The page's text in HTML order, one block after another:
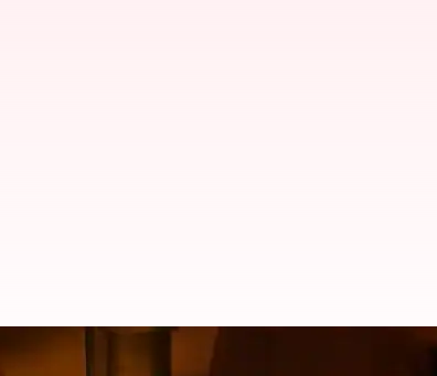
ప్రాజెక్ట్ కె: ఈ సారి విలన్లను